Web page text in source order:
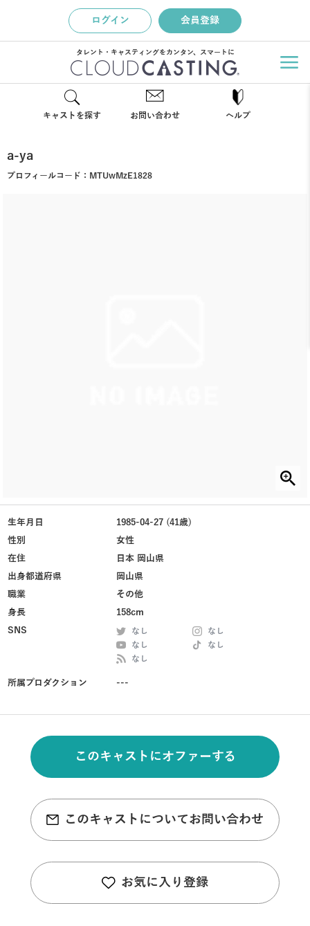
ログイン 会員登録
タレント・キャスティングをカンタン、スマートに
キャストを探す お問い合わせ ヘルプ
a-ya
プロフィールコード： MTUwMzE1828
生年月日
1985-04-27 (41歳)
性別
女性
在住
日本 岡山県
出身都道府県
岡山県
職業
その他
身長
158cm
SNS
なし
なし
なし
なし
なし
所属プロダクション ---
このキャストにオファーする
このキャストについてお問い合わせ
お気に入り登録